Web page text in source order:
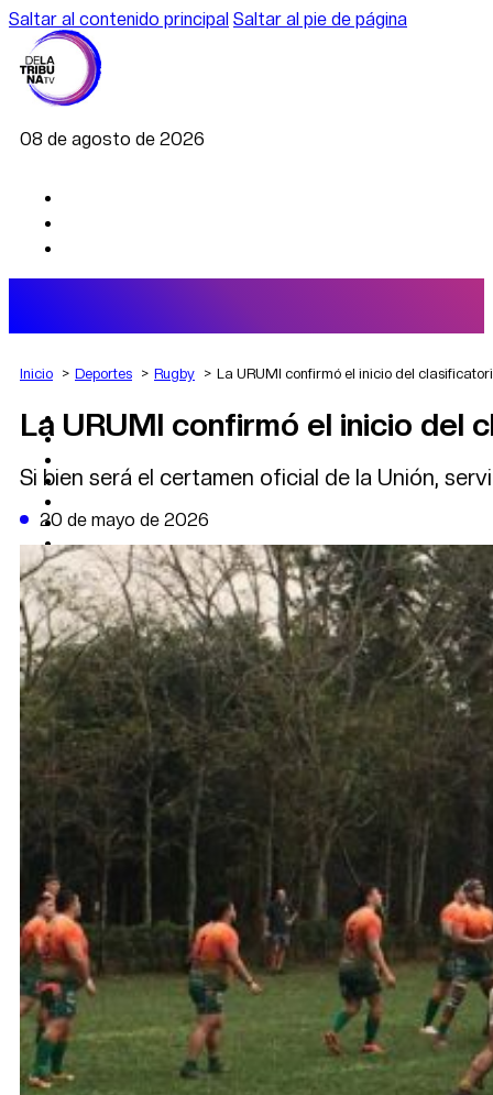
Saltar al contenido principal Saltar al pie de página
08 de agosto de 2026
AGRO
DEPORTES
POLÍTICA
DATA FIRME
DE LA TRIBUNA TV
Inicio Deportes Rugby La URUMI confirmó el inicio del
La URUMI confirmó el inicio del
Si bien será el certamen oficial de la Unión,
20 de mayo de 2026